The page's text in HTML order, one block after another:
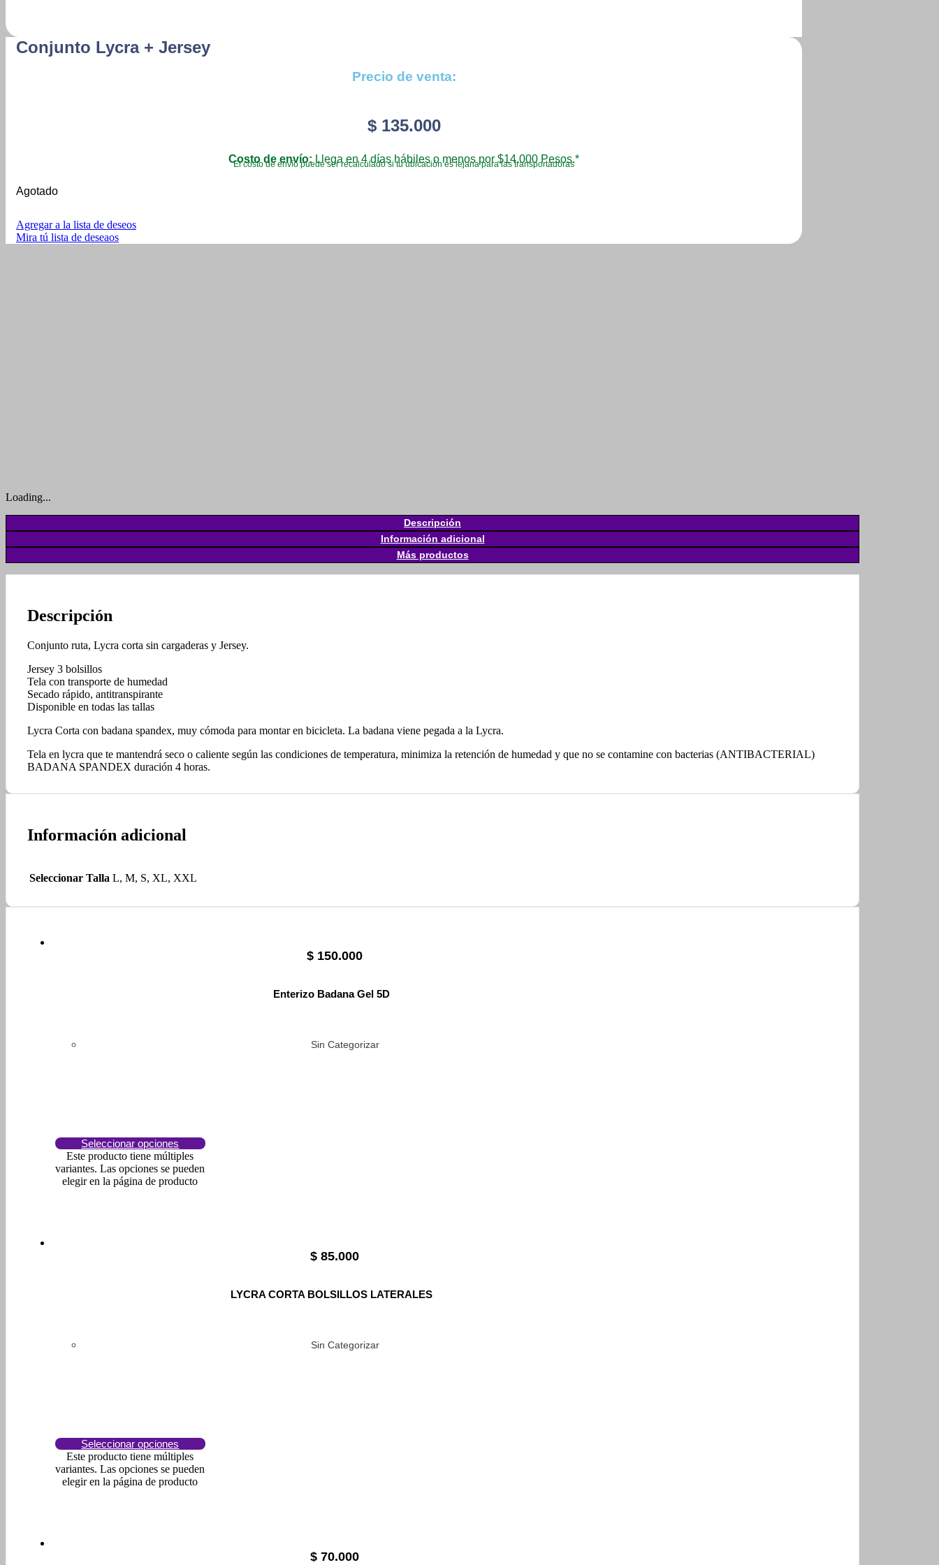
Conjunto Lycra + Jersey
Precio de venta:
$135.000
Costo de envío: Llega en 4 días hábiles o menos por $14.000 Pesos.*
El costo de envío puede ser recalculado si tu ubicación es lejana para las transportadoras
Agotado
Agregar a la lista de deseos
Mira tú lista de deseaos
Loading...
Descripción
Información adicional
Más productos
Descripción
Conjunto ruta, Lycra corta sin cargaderas y Jersey.
Jersey 3 bolsillos
Tela con transporte de humedad
Secado rápido, antitranspirante
Disponible en todas las tallas
Lycra Corta con badana spandex, muy cómoda para montar en bicicleta. La badana viene pegada a la Lycra.
Tela en lycra que te mantendrá seco o caliente según las condiciones de temperatura, minimiza la retención de humedad y que no se contamine con bacterias (ANTIBACTERIAL)
BADANA SPANDEX duración 4 horas.
Información adicional
Seleccionar Talla L, M, S, XL, XXL
$ 150.000
Enterizo Badana Gel 5D
Sin Categorizar
Seleccionar opciones
Este producto tiene múltiples
variantes. Las opciones se pueden
elegir en la página de producto
$ 85.000
LYCRA CORTA BOLSILLOS LATERALES
Sin Categorizar
Seleccionar opciones
Este producto tiene múltiples
variantes. Las opciones se pueden
elegir en la página de producto
$ 70.000